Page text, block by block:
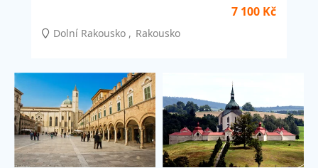
7 100 Kč
Dolní Rakousko Rakousko